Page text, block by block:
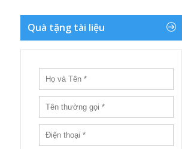
Quà tặng tài liệu